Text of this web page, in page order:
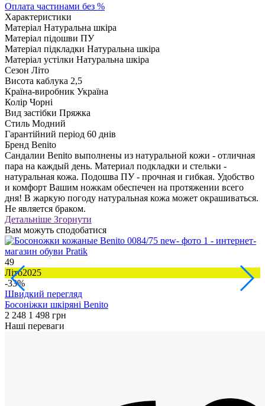
Оплата частинами без %
Характеристики
Матеріал Натуральна шкіра
Матеріал підошви ПУ
Матеріал підкладки Натуральна шкіра
Матеріал устілки Натуральна шкіра
Сезон Літо
Висота каблука 2,5
Країна-виробник Україна
Колір Чорні
Вид застібки Пряжка
Стиль Модний
Гарантійний період 60 днів
Бренд Benito
Сандалии Benito выполнены из натуральной кожи - отличная
пара на каждый день. Материал подкладки и стельки -
натуральная кожа. Подошва ПУ - прочная и гибкая. Удобство
и комфорт Вашим ножкам обеспечен на протяжении всего
дня! В жаркую погоду натуральная кожа может окрашиваться.
Не является браком.
Детальніше Згорнути
Вам можуть сподобатися
49
Літо2025
-33%
Швидкий перегляд
Босоніжки шкіряні Benito
2 248 1 498 грн
Наші переваги